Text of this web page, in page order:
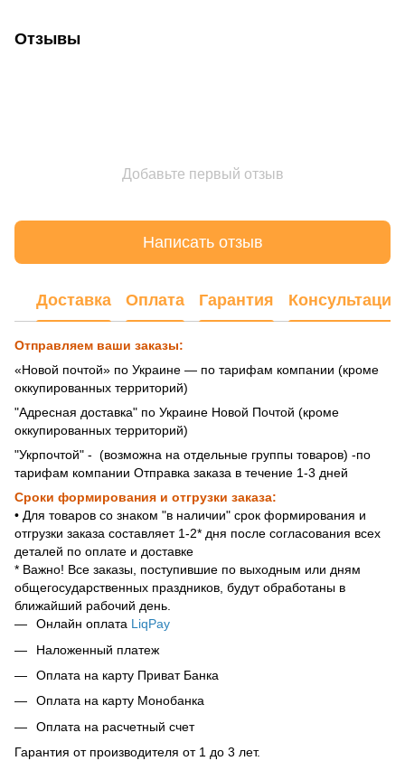
Отзывы
Добавьте первый отзыв
Написать отзыв
Доставка Оплата Гарантия Консультация
Отправляем ваши заказы:
«Новой почтой» по Украине — по тарифам компании (кроме
оккупированных территорий)
"Адресная доставка" по Украине Новой Почтой (кроме
оккупированных территорий)
"Укрпочтой" - (возможна на отдельные группы товаров) -по
тарифам компании Отправка заказа в течение 1-3 дней
Сроки формирования и отгрузки заказа:
• Для товаров со знаком "в наличии" срок формирования и
отгрузки заказа составляет 1-2* дня после согласования всех
деталей по оплате и доставке
* Важно! Все заказы, поступившие по выходным или дням
общегосударственных праздников, будут обработаны в
ближайший рабочий день.
Онлайн оплата LiqPay
Наложенный платеж
Оплата на карту Приват Банка
Оплата на карту Монобанка
Оплата на расчетный счет
Гарантия от производителя от 1 до 3 лет.